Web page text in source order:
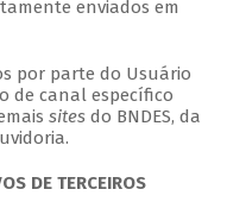
enviados em
por parte do Usuário
de canal específico
sitesdo BNDES, da
DE TERCEIROS